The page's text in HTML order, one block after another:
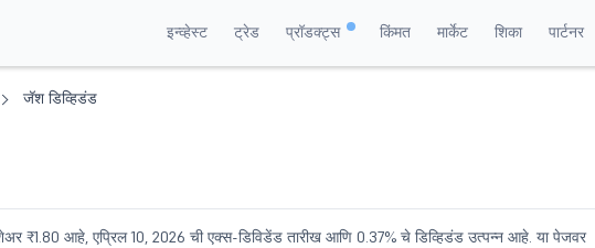
इन्व्हेस्ट ट्रेड प्रॉडक्ट्स किंमत मार्केट शिका पार्टनर
जॅश डिव्हिडंड
₹1.80 आहे, एप्रिल 10, 2026 ची एक्स-डिविडेंड तारीख आणि 0.37% चे डिव्हिडंड उत्पन्न आहे. या पेजवर